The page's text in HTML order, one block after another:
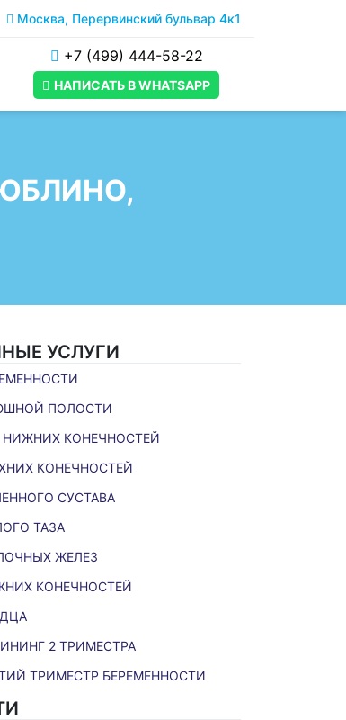
Москва, Перервинский бульвар 4к1
+7 (499) 444-58-22
НАПИСАТЬ В WHATSAPP
УСЛУГИ
ПОЛОСТИ
НИЖНИХ КОНЕЧНОСТЕЙ
КОНЕЧНОСТЕЙ
СУСТАВА
ТАЗА
ЖЕЛЕЗ
КОНЕЧНОСТЕЙ
2 ТРИМЕСТРА
ТРИМЕСТР БЕРЕМЕННОСТИ